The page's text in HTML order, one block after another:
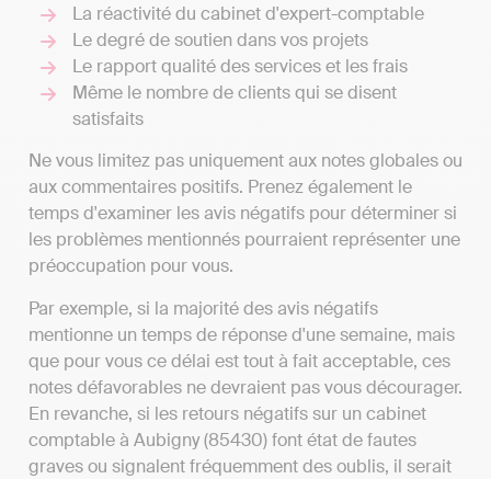
La réactivité du cabinet d'expert-comptable
Le degré de soutien dans vos projets
Le rapport qualité des services et les frais
Même le nombre de clients qui se disent
satisfaits
Ne vous limitez pas uniquement aux notes globales ou
aux commentaires positifs. Prenez également le
temps d'examiner les avis négatifs pour déterminer si
les problèmes mentionnés pourraient représenter une
préoccupation pour vous.
Par exemple, si la majorité des avis négatifs
mentionne un temps de réponse d'une semaine, mais
que pour vous ce délai est tout à fait acceptable, ces
notes défavorables ne devraient pas vous décourager.
En revanche, si les retours négatifs sur un cabinet
comptable à Aubigny (85430) font état de fautes
graves ou signalent fréquemment des oublis, il serait